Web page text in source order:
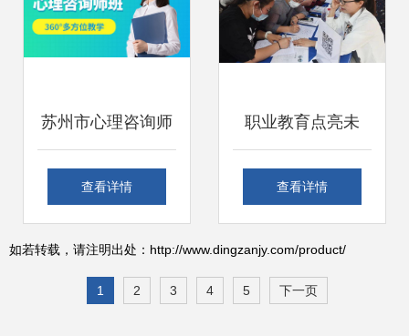
苏州市心理咨询师
培训与专业办公服
查看详情
职业教育点亮未
来，咨询服务惠及
州市职教宣传月暨
查看详情
如若转载，请注明出处：http://www.dingzanjy.com/product/
1 2 3 4 5 下一页